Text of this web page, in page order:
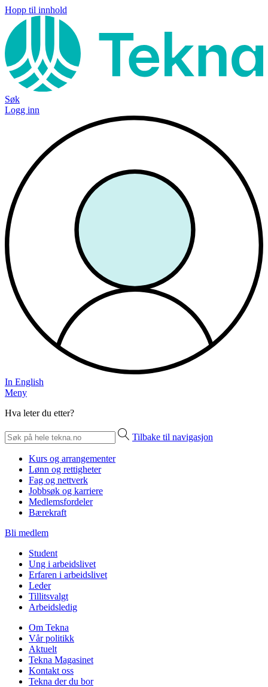
Hopp til innhold
Søk
Logg inn
In English
Meny
Hva leter du etter?
Tilbake til navigasjon
Kurs og arrangementer
Lønn og rettigheter
Fag og nettverk
Jobbsøk og karriere
Medlemsfordeler
Bærekraft
Bli medlem
Student
Ung i arbeidslivet
Erfaren i arbeidslivet
Leder
Tillitsvalgt
Arbeidsledig
Om Tekna
Vår politikk
Aktuelt
Tekna Magasinet
Kontakt oss
Tekna der du bor